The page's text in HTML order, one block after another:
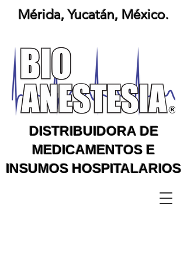
DISTRIBUIDORA DE
MEDICAMENTOS E
INSUMOS HOSPITALARIOS
Mérida, Yucatán, México.